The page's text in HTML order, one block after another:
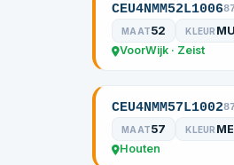
CEU4NMM52L1006
MAAT52 KLEUR
VoorWijk · Zeist
CEU4NMM57L1002
MAAT57 KLEUR
Houten